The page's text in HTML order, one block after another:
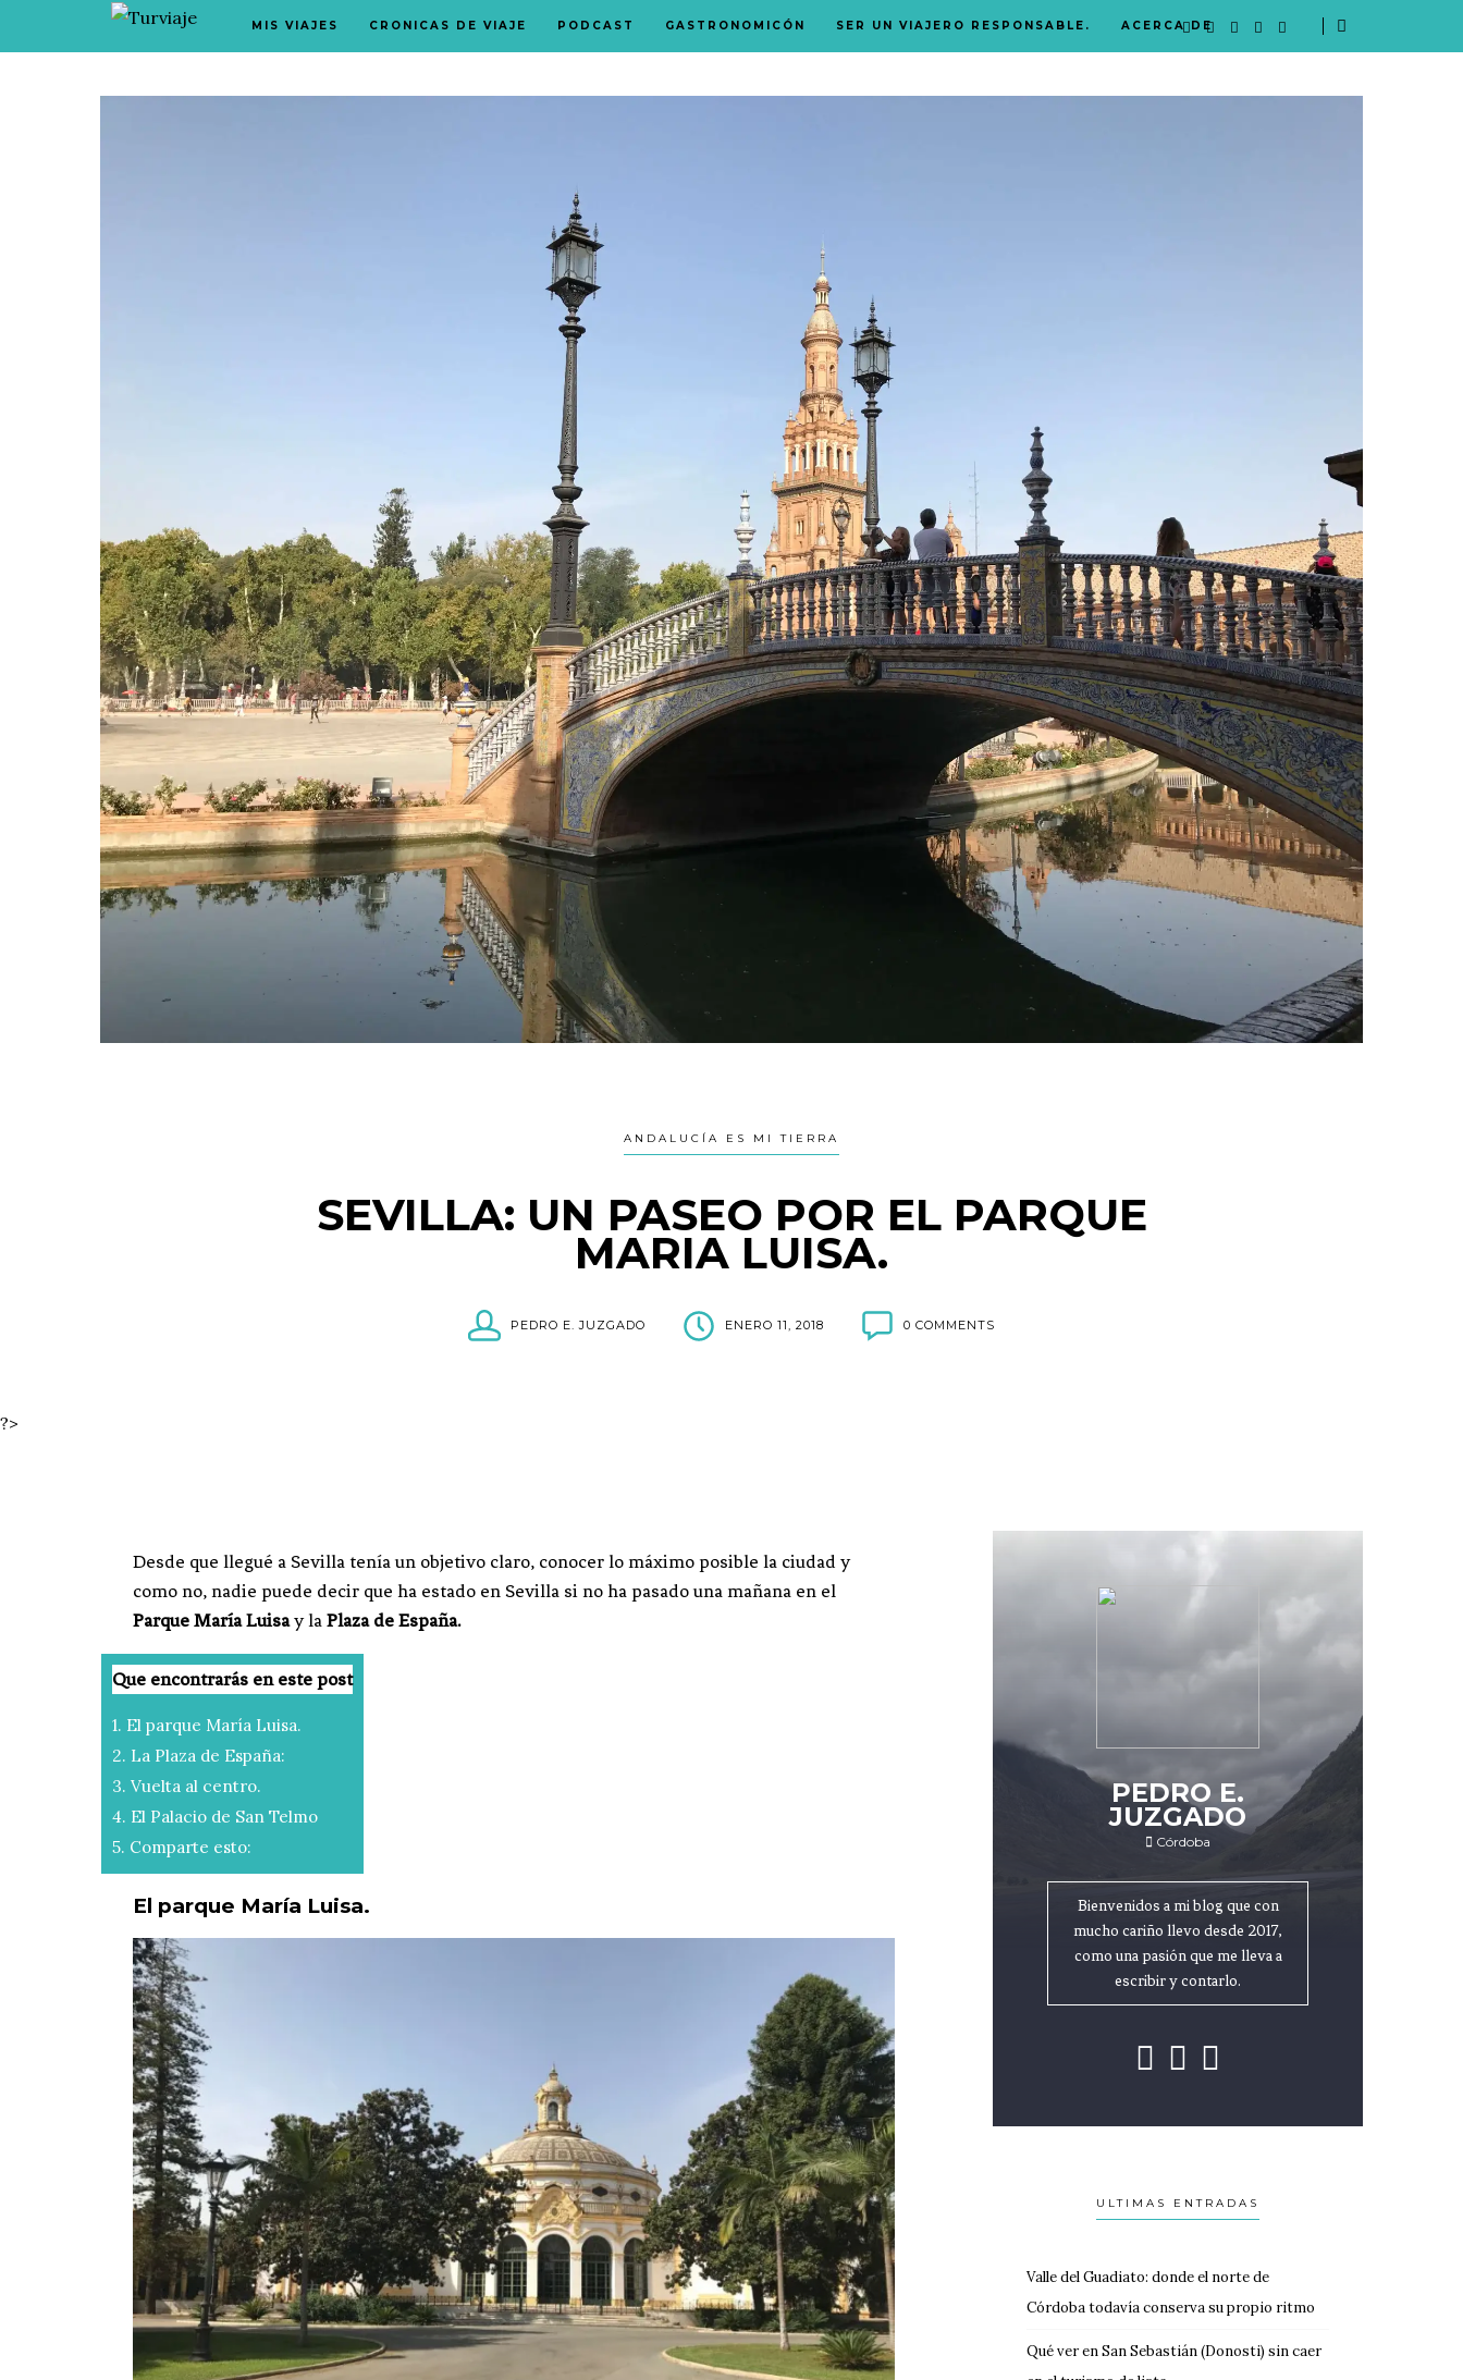
MIS VIAJES CRONICAS DE VIAJE PODCAST GASTRONOMICÓN SER UN VIAJERO RESPONSABLE. ACERCA DE
ANDALUCÍA ES MI TIERRA
SEVILLA: UN PASEO POR EL PARQUE
MARIA LUISA.
PEDRO E. JUZGADO ENERO 11, 2018 0 COMMENTS
?>
Desde que llegué a Sevilla tenía un objetivo claro, conocer lo máximo posible la ciudad y
como no, nadie puede decir que ha estado en Sevilla si no ha pasado una mañana en el
Parque María Luisay la Plaza de España.
Que encontrarás en este post
1. El parque María Luisa.
2. La Plaza de España:
3. Vuelta al centro.
4. El Palacio de San Telmo
5. Comparte esto:
El parque María Luisa.
PEDRO E.
JUZGADO
Córdoba
Bienvenidos a mi blog que con
mucho cariño llevo desde 2017,
como una pasión que me lleva a
escribir y contarlo.
ULTIMAS ENTRADAS
Valle del Guadiato: donde el norte de
Córdoba todavía conserva su propio ritmo
Qué ver en San Sebastián (Donosti) sin caer